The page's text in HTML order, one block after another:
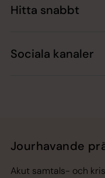
Hitta snabbt
Sociala kanaler
Jourhavande
Akut samtals- och